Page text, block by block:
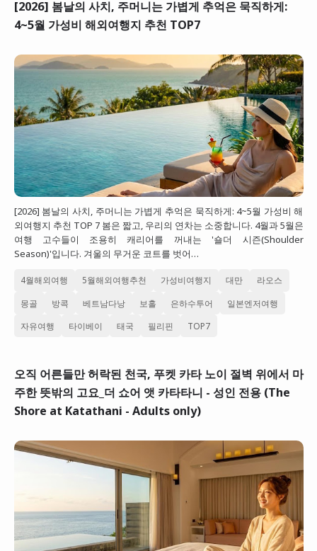
[2026] 봄날의 사치, 주머니는 가볍게 추억은 묵직하게:
4~5월 가성비 해외여행지 추천 TOP7
[2026] 봄날의 사치, 주머니는 가볍게 추억은 묵직하게: 4~5월 가성비 해
외여행지 추천 TOP 7 봄은 짧고, 우리의 연차는 소중합니다. 4월과 5월은
여행 고수들이 조용히 캐리어를 꺼내는 '숄더 시즌(Shoulder
Season)'입니다. 겨울의 무거운 코트를 벗어…
4월해외여행 5월해외여행추천 가성비여행지 대만 라오스
몽골 방콕 베트남다낭 보홀 은하수투어 일본엔저여행
자유여행 타이베이 태국 필리핀 TOP7
오직 어른들만 허락된 천국, 푸켓 카타 노이 절벽 위에서 마
주한 뜻밖의 고요_더 쇼어 앳 카타타니 - 성인 전용 (The
Shore at Katathani - Adults only)